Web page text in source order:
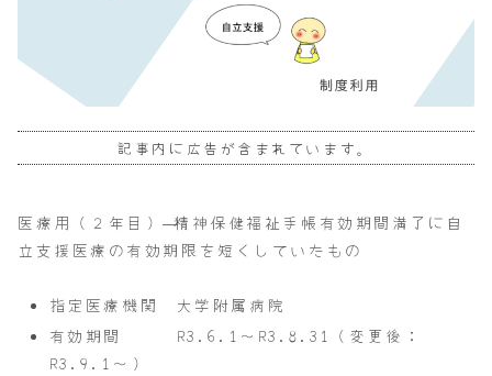
記事内に広告が含まれています。
医療用（２年目）—精神保健福祉手帳有効期間満了に自
立支援医療の有効期限を短くしていたもの
指定医療機関 大学附属病院
有効期間 R3.6.1～R3.8.31（変更後：
R3.9.1～）